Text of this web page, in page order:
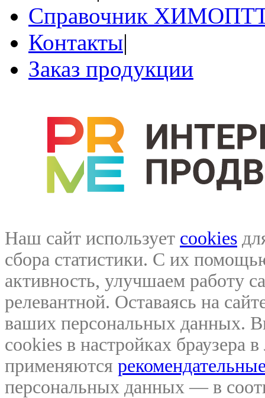
Справочник
Контакты|
Заказ продукции
Наш сайт использует cookies
сбора статистики. С их
активность, улучшаем работу
релевантной. Оставаясь на
ваших персональных данных.
cookies в настройках браузера
применяются
персональных данных — в